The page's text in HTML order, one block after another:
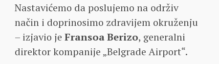
Nastavićemo da poslujemo na održiv
način i doprinosimo zdravijem okruženju
– izjavio je Fransoa Berizo, generalni
direktor kompanije „Belgrade Airport“.